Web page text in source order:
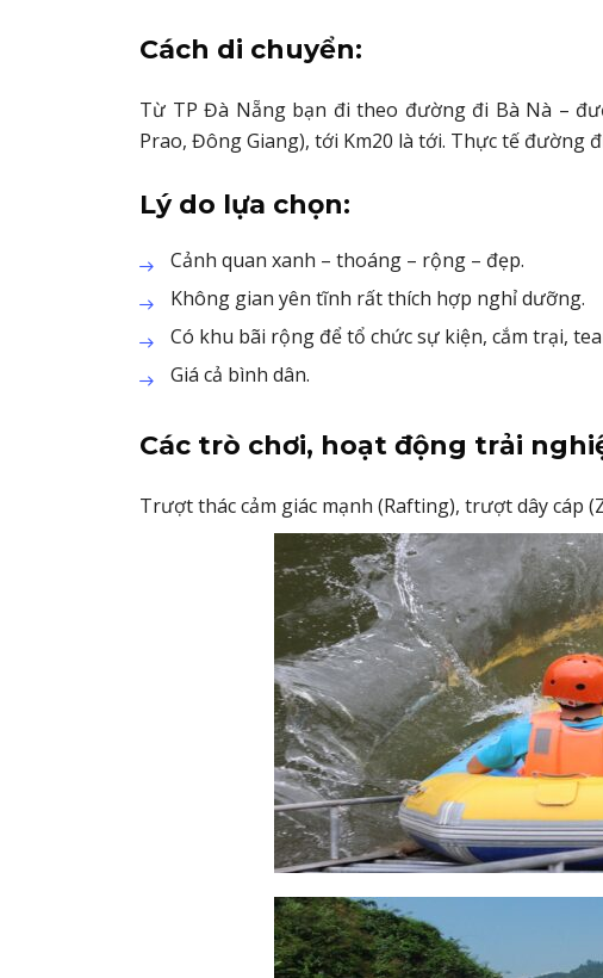
Cách di chuyển:
Từ TP Đà Nẵng bạn đi theo đường đi Bà Nà –
Prao, Đông Giang), tới Km20 là tới. Thực tế đường
Lý do lựa chọn:
Cảnh quan xanh – thoáng – rộng – đẹp.
Không gian yên tĩnh rất thích hợp nghỉ dưỡng.
Có khu bãi rộng để tổ chức sự kiện, cắm trại,
Giá cả bình dân.
Các trò chơi, hoạt động trải
Trượt thác cảm giác mạnh (Rafting), trượt dây cáp